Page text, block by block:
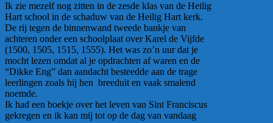
Ik zie mezelf nog zitten in de zesde klas van de Heilig
Hart school in de schaduw van de Heilig Hart kerk.
De rij tegen de binnenwand tweede bankje van
achteren onder een schoolplaat over Karel de Vijfde
(1500, 1505, 1515, 1555). Het was zo’n uur dat je
mocht lezen omdat al je opdrachten af waren en de
“Dikke Eng” dan aandacht besteedde aan de trage
leerlingen zoals hij hen breeduit en vaak smalend
noemde.
Ik had een boekje over het leven van Sint Franciscus
gekregen en ik kan mij tot op de dag van vandaag